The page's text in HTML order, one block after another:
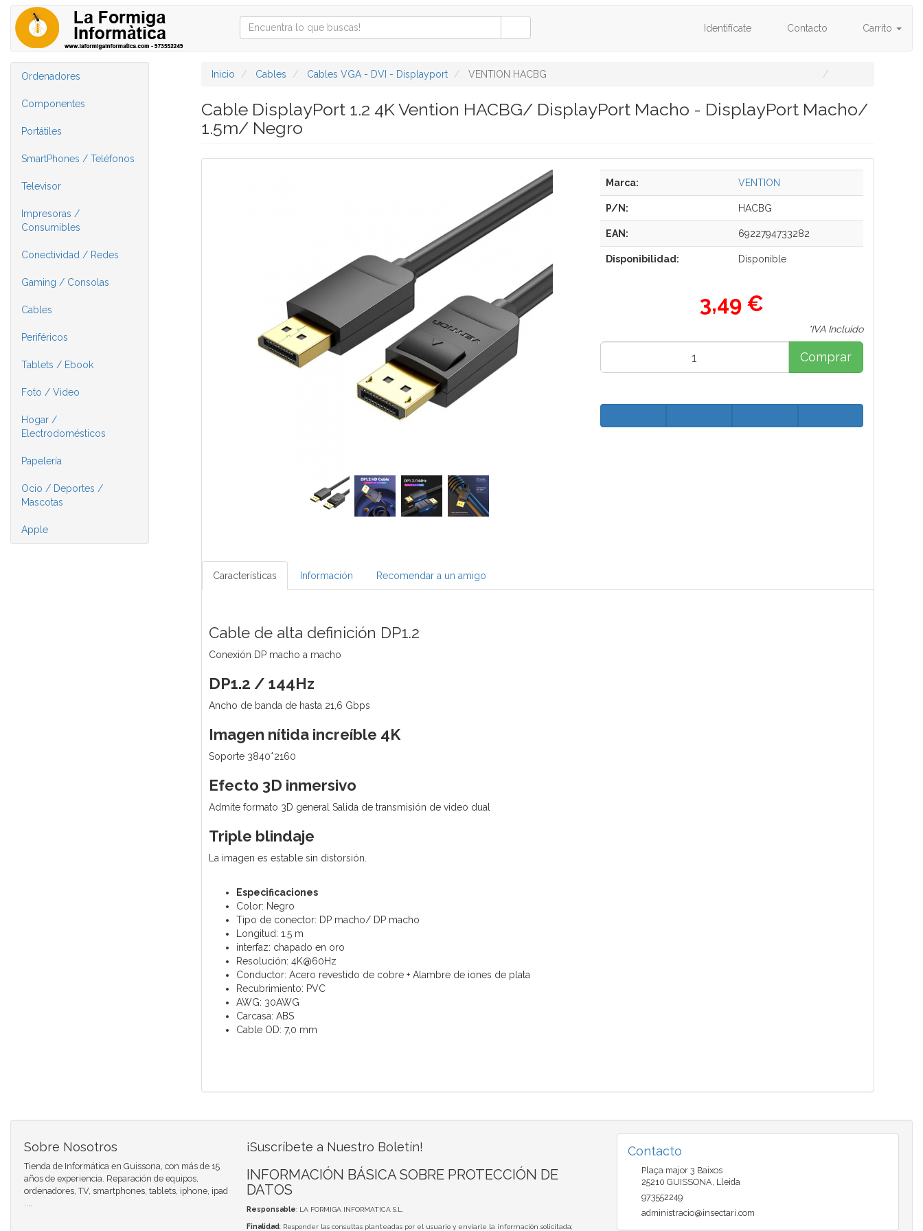
Identifícate Contacto Carrito
Ordenadores
Componentes
Portátiles
SmartPhones / Teléfonos
Televisor
Impresoras /
Consumibles
Conectividad / Redes
Gaming / Consolas
Cables
Periféricos
Tablets / Ebook
Foto / Video
Hogar /
Electrodomésticos
Papelería
Ocio / Deportes /
Mascotas
Apple
Inicio Cables Cables VGA - DVI - Displayport VENTION HACBG
Cable DisplayPort 1.2 4K Vention HACBG/ DisplayPort Macho - DisplayPort Macho/
1.5m/ Negro
Marca: VENTION
P/N: HACBG
EAN: 6922794733282
Disponibilidad: Disponible
3,49 €
*IVA Incluido
Comprar
Características Información Recomendar a un amigo
Cable de alta definición DP1.2
Conexión DP macho a macho
DP1.2 / 144Hz
Ancho de banda de hasta 21,6 Gbps
Imagen nítida increíble 4K
Soporte 3840*2160
Efecto 3D inmersivo
Admite formato 3D general Salida de transmisión de video dual
Triple blindaje
La imagen es estable sin distorsión.
Especificaciones
Color: Negro
Tipo de conector: DP macho/ DP macho
Longitud: 1.5 m
interfaz: chapado en oro
Resolución: 4K@60Hz
Conductor: Acero revestido de cobre + Alambre de iones de plata
Recubrimiento: PVC
AWG: 30AWG
Carcasa: ABS
Cable OD: 7,0 mm
Sobre Nosotros
Tienda de Informática en Guissona, con más de 15
años de experiencia. Reparación de equipos,
ordenadores, TV, smartphones, tablets, iphone, ipad
....
¡Suscríbete a Nuestro Boletín!
INFORMACIÓN BÁSICA SOBRE PROTECCIÓN DE
DATOS
Responsable: LA FORMIGA INFORMATICA S.L.
Finalidad: Responder las consultas planteadas por el usuario y enviarle la información solicitada;
Contacto
Plaça major 3 Baixos
25210 GUISSONA, Lleida
973552249
administracio@insectari.com